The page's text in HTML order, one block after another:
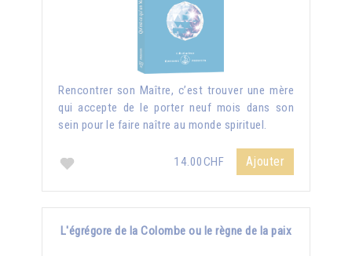
Rencontrer son Maître, c’est trouver une mère
qui accepte de le porter neuf mois dans son
sein pour le faire naître au monde spirituel.
14.00CHF Ajouter
L'égrégore de la Colombe ou le règne de la paix